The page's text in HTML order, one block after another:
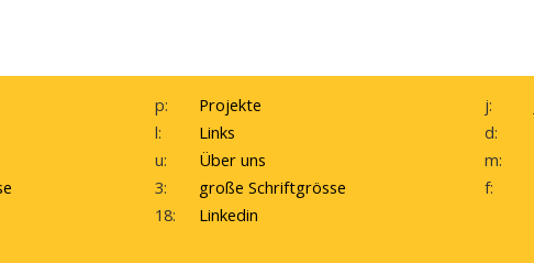
p:
Projekte
l:
Links
u:
Über uns
3:
große Schriftgrösse
18:
Linkedin
j:
d:
m:
f: